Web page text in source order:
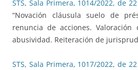
STS, Sala Primera, 1014/2022, de
“Novación cláusula suelo de
renuncia de acciones.
abusividad. Reiteración de
STS, Sala Primera, 1017/2022, de